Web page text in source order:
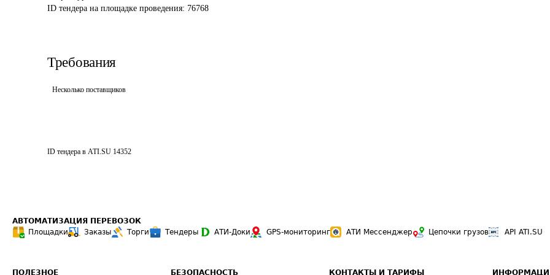
ID тендера на площадке проведения: 76768
Требования
Несколько поставщиков
ID тендера в ATI.SU 14352
АВТОМАТИЗАЦИЯ ПЕРЕВОЗОК
Площадки
Заказы Торги Тендеры АТИ-Доки GPS-мониторинг АТИ Мессенджер Цепочки грузов API ATI.SU
ПОЛЕЗНОЕ БЕЗОПАСНОСТЬ КОНТАКТЫ И ТАРИФЫ